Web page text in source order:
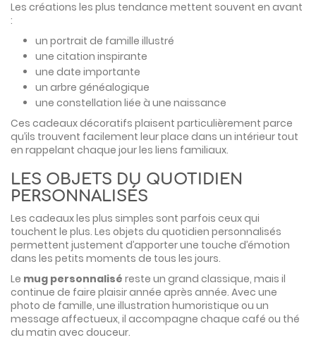
Les créations les plus tendance mettent souvent en avant
:
un portrait de famille illustré
une citation inspirante
une date importante
un arbre généalogique
une constellation liée à une naissance
Ces cadeaux décoratifs plaisent particulièrement parce
qu’ils trouvent facilement leur place dans un intérieur tout
en rappelant chaque jour les liens familiaux.
LES OBJETS DU QUOTIDIEN
PERSONNALISÉS
Les cadeaux les plus simples sont parfois ceux qui
touchent le plus. Les objets du quotidien personnalisés
permettent justement d’apporter une touche d’émotion
dans les petits moments de tous les jours.
Le mug personnalisé reste un grand classique, mais il
continue de faire plaisir année après année. Avec une
photo de famille, une illustration humoristique ou un
message affectueux, il accompagne chaque café ou thé
du matin avec douceur.